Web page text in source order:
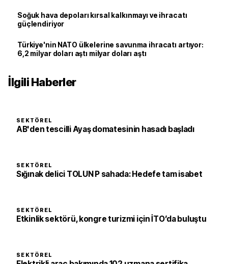
Soğuk hava depoları kırsal kalkınmayı ve ihracatı
güçlendiriyor
Türkiye'nin NATO ülkelerine savunma ihracatı artıyor:
6,2 milyar doları aştı milyar doları aştı
İlgili Haberler
SEKTÖREL
AB'den tescilli Ayaş domatesinin hasadı başladı
SEKTÖREL
Sığınak delici TOLUN P sahada: Hedefe tam isabet
SEKTÖREL
Etkinlik sektörü, kongre turizmi için İTO’da buluştu
SEKTÖREL